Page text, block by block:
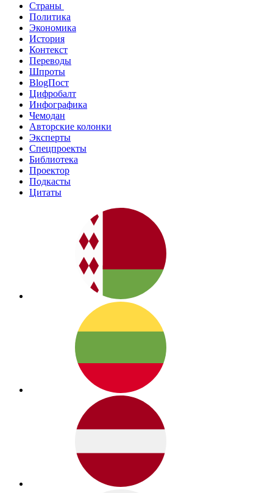
Страны
Политика
Экономика
История
Контекст
Переводы
Шпроты
BlogПост
Цифробалт
Инфографика
Чемодан
Авторские колонки
Эксперты
Спецпроекты
Библиотека
Проектор
Подкасты
Цитаты